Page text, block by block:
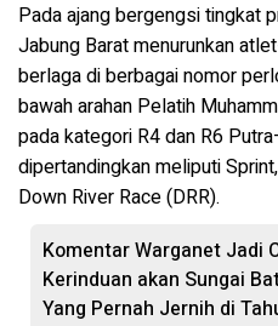
Pada ajang bergengsi tingkat
Jabung Barat menurunkan
berlaga di berbagai nomor
bawah arahan Pelatih
pada kategori R4 dan R6
dipertandingkan meliputi
Down River Race (DRR).
Komentar Warganet Jadi
Kerinduan akan Sungai
Yang Pernah Jernih di